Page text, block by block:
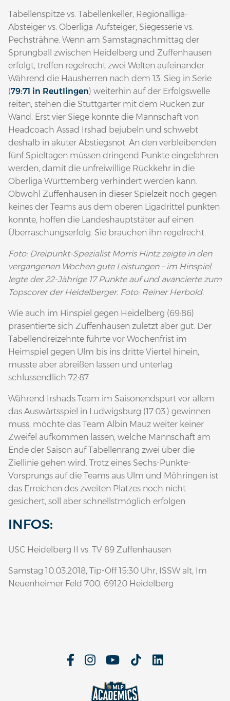
Tabellenspitze vs. Tabellenkeller, Regionalliga-
Absteiger vs. Oberliga-Aufsteiger, Siegesserie vs.
Pechsträhne. Wenn am Samstagnachmittag der
Sprungball zwischen Heidelberg und Zuffenhausen
erfolgt, treffen regelrecht zwei Welten aufeinander.
Während die Hausherren nach dem 13. Sieg in Serie
(79:71 in Reutlingen) weiterhin auf der Erfolgswelle
reiten, stehen die Stuttgarter mit dem Rücken zur
Wand. Erst vier Siege konnte die Mannschaft von
Headcoach Assad Irshad bejubeln und schwebt
deshalb in akuter Abstiegsnot. An den verbleibenden
fünf Spieltagen müssen dringend Punkte eingefahren
werden, damit die unfreiwillige Rückkehr in die
Oberliga Württemberg verhindert werden kann.
Obwohl Zuffenhausen in dieser Spielzeit noch gegen
keines der Teams aus dem oberen Ligadrittel punkten
konnte, hoffen die Landeshauptstäter auf einen
Überraschungserfolg. Sie brauchen ihn regelrecht.
Foto: Dreipunkt-Spezialist Morris Hintz zeigte in den
vergangenen Wochen gute Leistungen – im Hinspiel
legte der 22-Jährige 17 Punkte auf und avancierte zum
Topscorer der Heidelberger. Foto: Reiner Herbold.
Wie auch im Hinspiel gegen Heidelberg (69:86)
präsentierte sich Zuffenhausen zuletzt aber gut. Der
Tabellendreizehnte führte vor Wochenfrist im
Heimspiel gegen Ulm bis ins dritte Viertel hinein,
musste aber abreißen lassen und unterlag
schlussendlich 72:87.
Während Irshads Team im Saisonendspurt vor allem
das Auswärtsspiel in Ludwigsburg (17.03.) gewinnen
muss, möchte das Team Albin Mauz weiter keiner
Zweifel aufkommen lassen, welche Mannschaft am
Ende der Saison auf Tabellenrang zwei über die
Ziellinie gehen wird. Trotz eines Sechs-Punkte-
Vorsprungs auf die Teams aus Ulm und Möhringen ist
das Erreichen des zweiten Platzes noch nicht
gesichert, soll aber schnellstmöglich erfolgen.
INFOS:
USC Heidelberg II vs. TV 89 Zuffenhausen
Samstag 10.03.2018, Tip-Off 15:30 Uhr, ISSW alt, Im
Neuenheimer Feld 700, 69120 Heidelberg